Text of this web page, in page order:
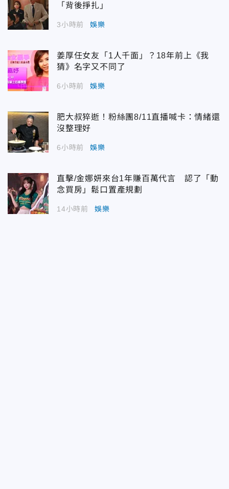
「背後掙扎」
3小時前 娛樂
姜厚任女友「1人千面」？18年前上《我
猜》名字又不同了
6小時前 娛樂
肥大叔猝逝！粉絲團8/11直播喊卡：情緒還
沒整理好
6小時前 娛樂
直擊/金娜妍來台1年賺百萬代言 認了「動
念買房」鬆口置產規劃
14小時前 娛樂